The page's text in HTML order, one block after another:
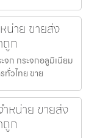
น่าย ขายส่ง
ถูก
จก กระจกอลูมิเนียม
ทั่วไทย ขาย
หน่าย ขายส่ง
ถูก